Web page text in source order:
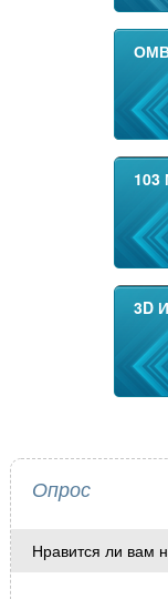
3D
Опрос
Нравится ли вам